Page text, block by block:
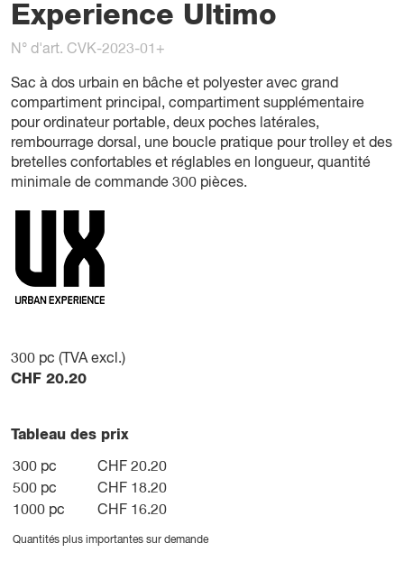
Experience Ultimo
N° d'art. CVK-2023-01+
Sac à dos urbain en bâche et polyester avec grand
compartiment principal, compartiment supplémentaire
pour ordinateur portable, deux poches latérales,
rembourrage dorsal, une boucle pratique pour trolley et des
bretelles confortables et réglables en longueur, quantité
minimale de commande 300 pièces.
300 pc (TVA excl.)
CHF 20.20
Tableau des prix
300 pc
CHF 20.20
500 pc
CHF 18.20
1000 pc
CHF 16.20
Quantités plus importantes sur demande